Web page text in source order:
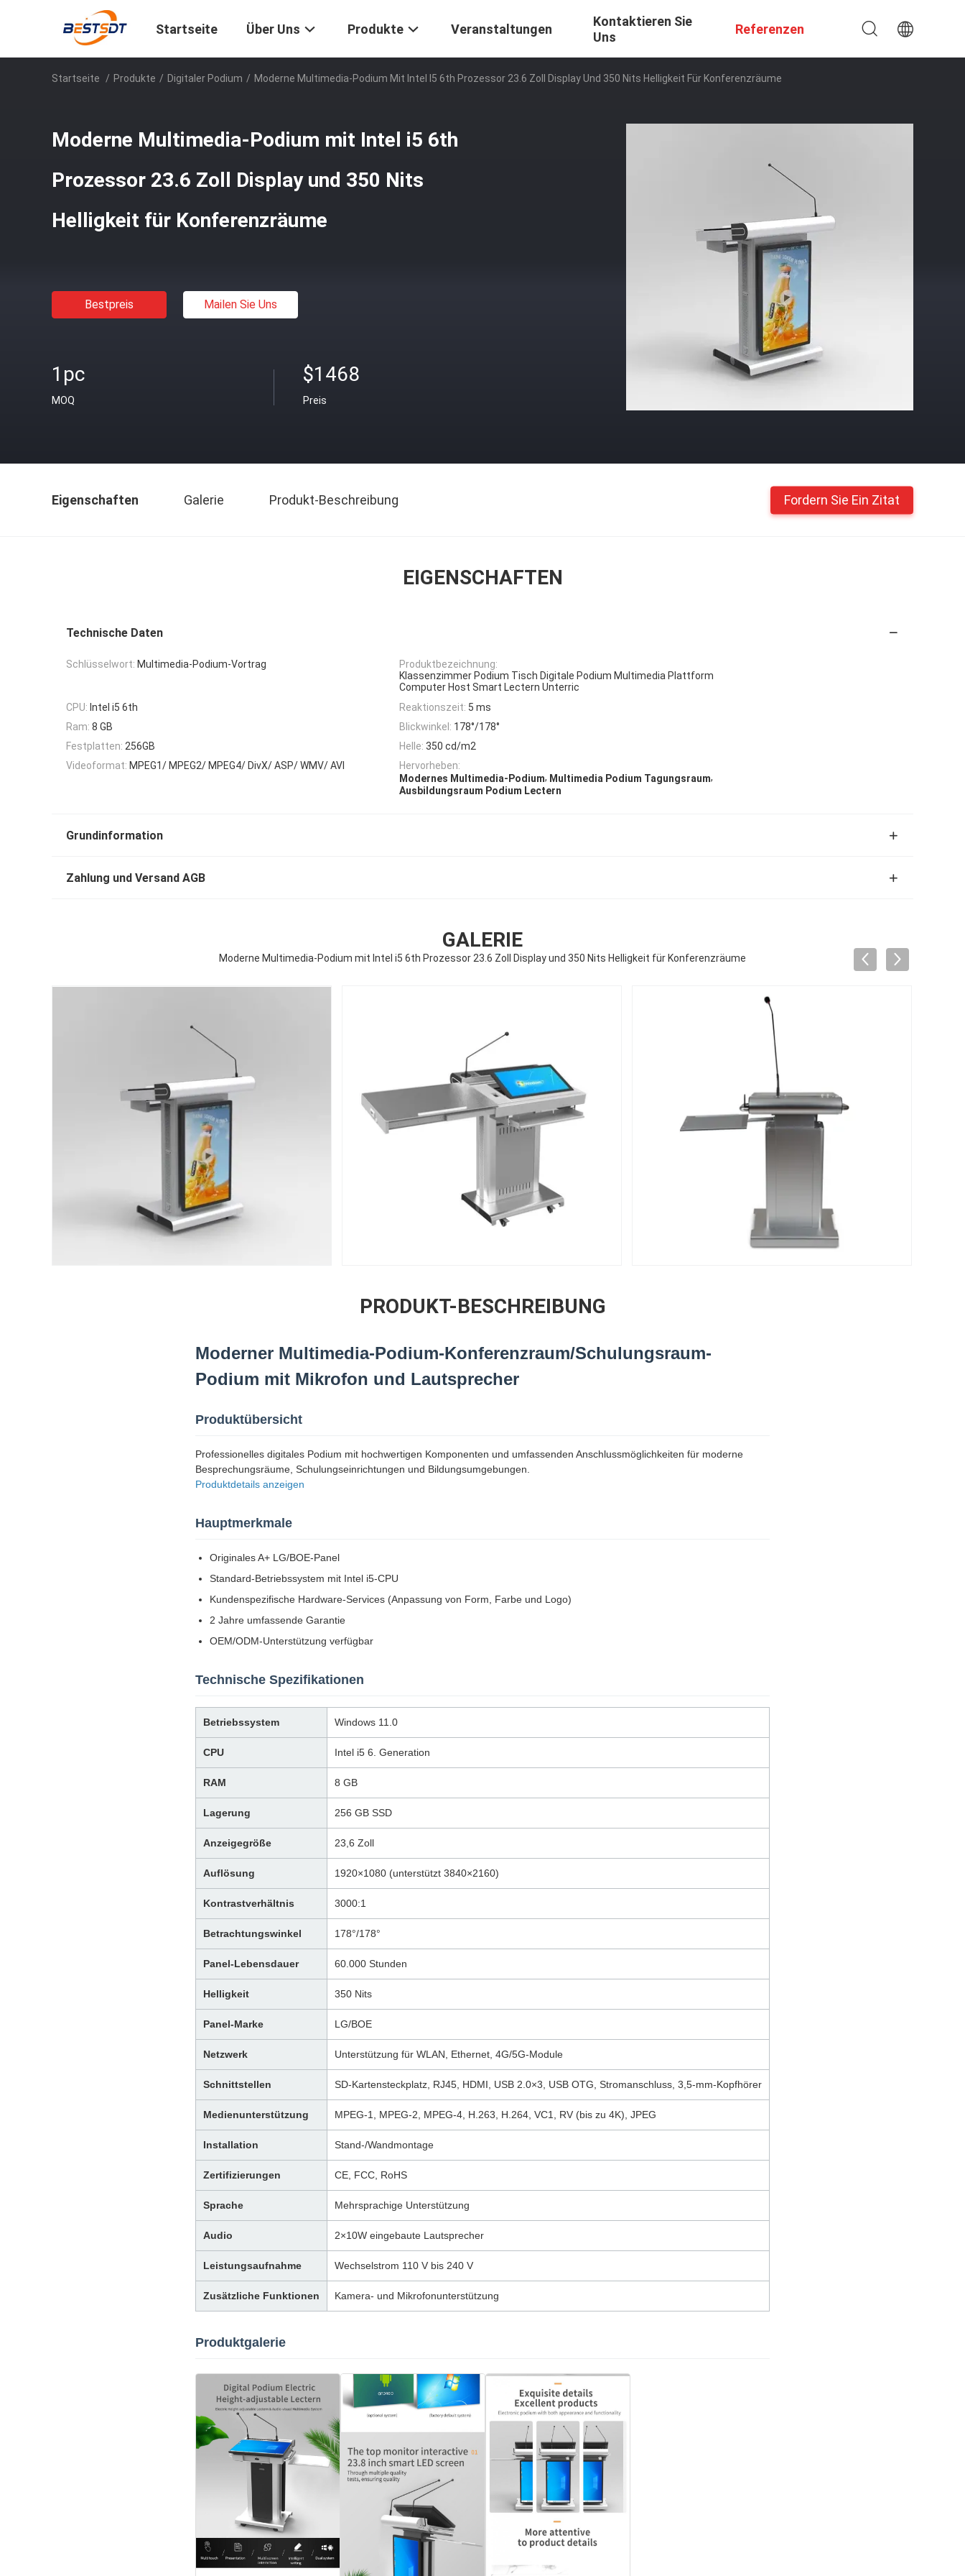
Startseite Über Uns Produkte Veranstaltungen
Kontaktieren Sie
Uns
Referenzen
Startseite / Produkte / Digitaler Podium / Moderne Multimedia-Podium Mit Intel I5 6th Prozessor 23.6 Zoll Display Und 350 Nits Helligkeit Für Konferenzräume
Moderne Multimedia-Podium mit Intel i5 6th
Prozessor 23.6 Zoll Display und 350 Nits
Helligkeit für Konferenzräume
Bestpreis Mailen Sie Uns
1pc
MOQ
$1468
Preis
Eigenschaften Galerie Produkt-Beschreibung Fordern Sie Ein Zitat
EIGENSCHAFTEN
Technische Daten
Schlüsselwort: Multimedia-Podium-Vortrag
Produktbezeichnung:
Klassenzimmer Podium Tisch Digitale Podium Multimedia Plattform
Computer Host Smart Lectern Unterric
CPU: Intel i5 6th Reaktionszeit: 5 ms
Ram: 8 GB Blickwinkel: 178°/178°
Festplatten: 256GB Helle: 350 cd/m2
Videoformat: MPEG1/ MPEG2/ MPEG4/ DivX/ ASP/ WMV/ AVI
Hervorheben:
Modernes Multimedia-Podium, Multimedia Podium Tagungsraum,
Ausbildungsraum Podium Lectern
Grundinformation
Zahlung und Versand AGB
GALERIE
Moderne Multimedia-Podium mit Intel i5 6th Prozessor 23.6 Zoll Display und 350 Nits Helligkeit für Konferenzräume
PRODUKT-BESCHREIBUNG
Moderner Multimedia-Podium-Konferenzraum/Schulungsraum-
Podium mit Mikrofon und Lautsprecher
Produktübersicht
Professionelles digitales Podium mit hochwertigen Komponenten und umfassenden Anschlussmöglichkeiten für moderne
Besprechungsräume, Schulungseinrichtungen und Bildungsumgebungen.
Produktdetails anzeigen
Hauptmerkmale
Originales A+ LG/BOE-Panel
Standard-Betriebssystem mit Intel i5-CPU
Kundenspezifische Hardware-Services (Anpassung von Form, Farbe und Logo)
2 Jahre umfassende Garantie
OEM/ODM-Unterstützung verfügbar
Technische Spezifikationen
Betriebssystem Windows 11.0
CPU Intel i5 6. Generation
RAM 8 GB
Lagerung 256 GB SSD
Anzeigegröße 23,6 Zoll
Auflösung 1920×1080 (unterstützt 3840×2160)
Kontrastverhältnis 3000:1
Betrachtungswinkel 178°/178°
Panel-Lebensdauer 60.000 Stunden
Helligkeit 350 Nits
Panel-Marke LG/BOE
Netzwerk Unterstützung für WLAN, Ethernet, 4G/5G-Module
Schnittstellen SD-Kartensteckplatz, RJ45, HDMI, USB 2.0×3, USB OTG, Stromanschluss, 3,5-mm-Kopfhörer
Medienunterstützung MPEG-1, MPEG-2, MPEG-4, H.263, H.264, VC1, RV (bis zu 4K), JPEG
Installation Stand-/Wandmontage
Zertifizierungen CE, FCC, RoHS
Sprache Mehrsprachige Unterstützung
Audio 2×10W eingebaute Lautsprecher
Leistungsaufnahme Wechselstrom 110 V bis 240 V
Zusätzliche Funktionen Kamera- und Mikrofonunterstützung
Produktgalerie